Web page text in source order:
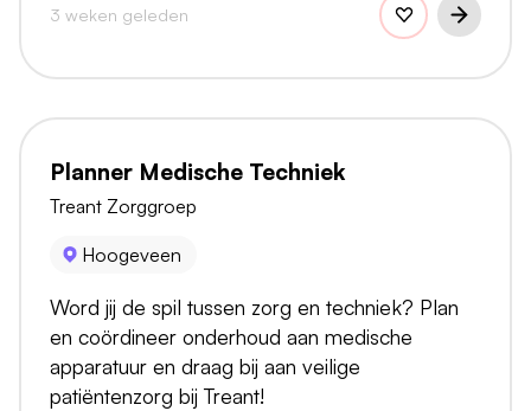
3 weken geleden
Planner Medische Techniek
Treant Zorggroep
Hoogeveen
Word jij de spil tussen zorg en techniek? Plan
en coördineer onderhoud aan medische
apparatuur en draag bij aan veilige
patiëntenzorg bij Treant!